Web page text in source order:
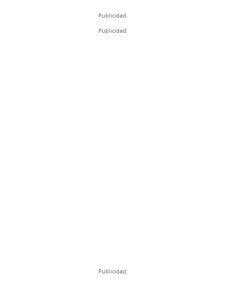
Publicidad:
Publicidad:
Publicidad: